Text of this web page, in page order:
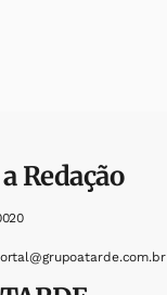
Redação